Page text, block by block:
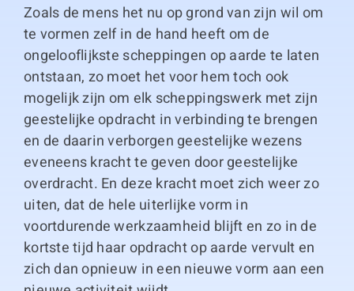
Zoals de mens het nu op grond van zijn wil om
te vormen zelf in de hand heeft om de
ongelooflijkste scheppingen op aarde te laten
ontstaan, zo moet het voor hem toch ook
mogelijk zijn om elk scheppingswerk met zijn
geestelijke opdracht in verbinding te brengen
en de daarin verborgen geestelijke wezens
eveneens kracht te geven door geestelijke
overdracht. En deze kracht moet zich weer zo
uiten, dat de hele uiterlijke vorm in
voortdurende werkzaamheid blijft en zo in de
kortste tijd haar opdracht op aarde vervult en
zich dan opnieuw in een nieuwe vorm aan een